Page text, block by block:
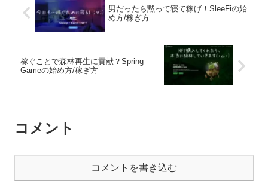
男だったら黙って寝て稼げ！SleeFiの始
め方/稼ぎ方
稼ぐことで森林再生に貢献？Spring
Gameの始め方/稼ぎ方
コメント
コメントを書き込む